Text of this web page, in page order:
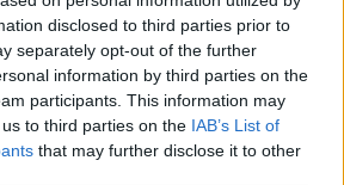
disclosed to third parties prior to
separately opt-out of the further
information by third parties on the
participants. This information may
to third parties on the IAB’s List of
that may further disclose it to other
le pétrole en net repli malgré un or